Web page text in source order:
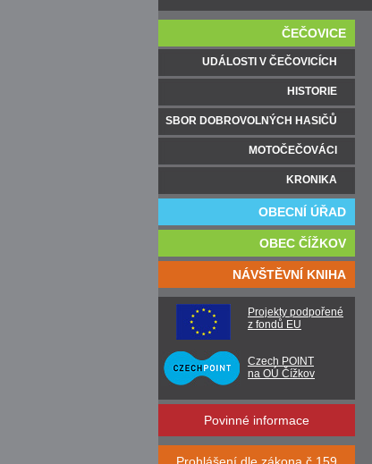
ČEČOVICE
UDÁLOSTI V ČEČOVICÍCH
HISTORIE
SBOR DOBROVOLNÝCH HASIČŮ
MOTOČEČOVÁCI
KRONIKA
OBECNÍ ÚŘAD
OBEC ČÍŽKOV
NÁVŠTĚVNÍ KNIHA
Projekty podpořené
z fondů EU
Czech POINT
na OÚ Čížkov
Povinné informace